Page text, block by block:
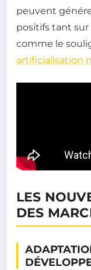
peuvent
positifs tant
comme le
artificialisation
LES
DES